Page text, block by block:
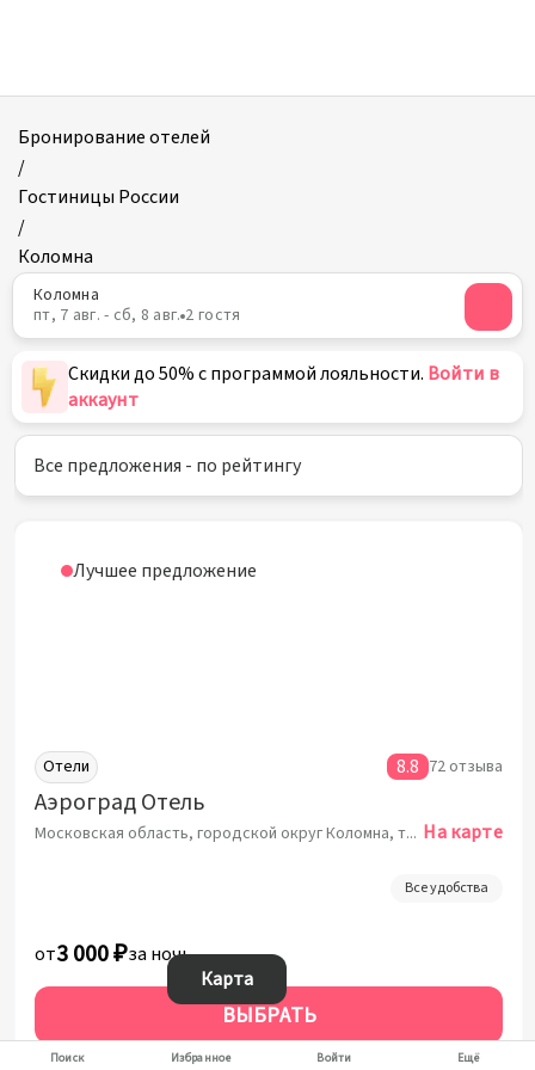
Бронирование отелей
/
Гостиницы России
/
Коломна
Коломна
пт, 7 авг. - сб, 8 авг. 2 гостя
Скидки до 50% с программой лояльности. Войти в
аккаунт
Все предложения - по рейтингу
Лучшее предложение
Отели
Аэроград Отель
Московская область, городской округ Коломна, территория Аэродром Коробчеево, 1к4 На карте
8.8 72 отзыва
Все удобства
от3 000 ₽за ночь
ВЫБРАТЬ
За 1 ночь от: 3 000 ₽
Карта
Поиск Избранное Войти Ещё